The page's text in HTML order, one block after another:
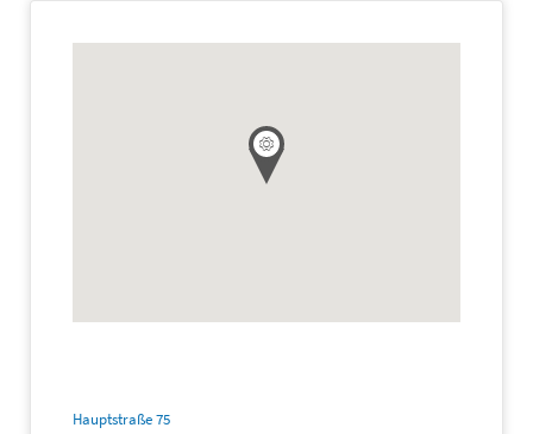
Hauptstraße 75